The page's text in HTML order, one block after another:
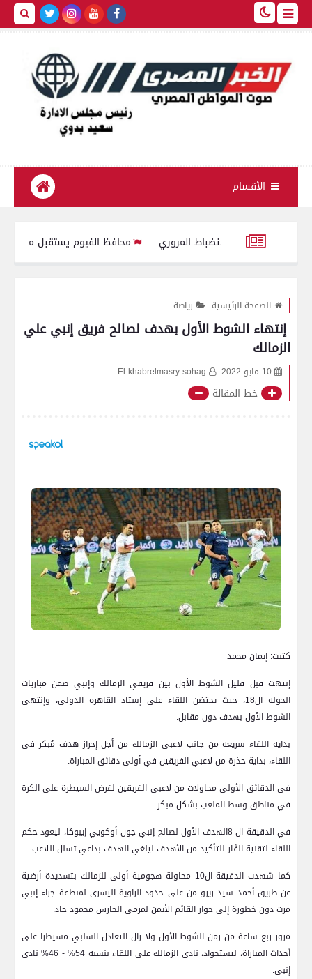
الأقسام
الانضباط المروري محافظ الفيوم يستقبل مدير مديرية
الصفحة الرئيسية رياضة
إنتهاء الشوط الأول بهدف لصالح فريق إنبي علي
الزمالك
10 مايو 2022 El khabrelmasry sohag
خط المقالة
كتبت: إيمان محمد
إنتهت قبل قليل الشوط الأول بين فريقي الزمالك وإنبي ضمن مباريات
الجوله ال18، حيث يحتضن اللقاء علي إستاد القاهره الدولي، وإنتهي
الشوط الأول بهدف دون مقابل.
بداية اللقاء سريعه من جانب لاعبي الزمالك من أجل إحراز هدف مُبكر في
اللقاء، بداية حذرة من لاعبي الفريقين في أولى دقائق المباراة.
في الدقائق الأولي محاولات من لاعبي الفريقين لفرض السيطرة على الكرة
في مناطق وسط الملعب بشكل مبكر.
في الدقيقة ال 8الهدف الأول لصالح إنبي جون أوكويي إيبوكا، ليعود حكم
اللقاء لتقنية الڤار للتأكيد من الأهدف ليلغي الهدف بداعي تسلل اللاعب.
كما شهدت الدقيقة ال10 محاولة هجومية أولى للزمالك بتسديدة أرضية
عن طريق أحمد سيد زيزو من على حدود الزاوية اليسرى لمنطقة جزاء إنبي
مرت دون خطورة إلى جوار القائم الأيمن لمرمى الحارس محمود جاد.
مرور ربع ساعة من زمن الشوط الأول ولا زال التعادل السلبي مسيطرا على
أحداث المباراة، ليستحواذ، نادي الزمالك علي اللقاء بنسبة 54% - 46% نادي
إنبي.